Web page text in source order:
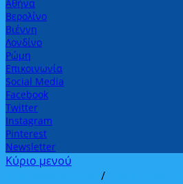
Αθήνα
Βερολίνο
Βιέννη
Λονδίνο
Ρώμη
Επικοινωνία
Social Media
Facebook
Twitter
Instagram
Pinterest
Newsletter
Κύριο μενού
/